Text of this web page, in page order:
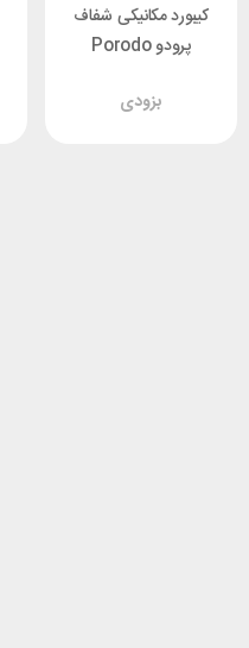
کیبورد مکانیکی شفاف
پرودو Porodo
بزودی